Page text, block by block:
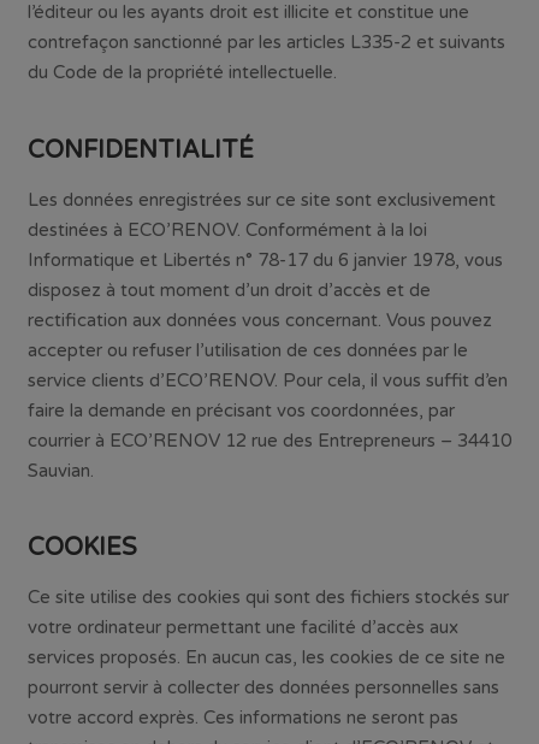
l’éditeur ou les ayants droit est illicite et constitue une
contrefaçon sanctionné par les articles L335-2 et suivants
du Code de la propriété intellectuelle.
CONFIDENTIALITÉ
Les données enregistrées sur ce site sont exclusivement
destinées à ECO’RENOV. Conformément à la loi
Informatique et Libertés n° 78-17 du 6 janvier 1978, vous
disposez à tout moment d’un droit d’accès et de
rectification aux données vous concernant. Vous pouvez
accepter ou refuser l’utilisation de ces données par le
service clients d’ECO’RENOV. Pour cela, il vous suffit d’en
faire la demande en précisant vos coordonnées, par
courrier à ECO’RENOV 12 rue des Entrepreneurs – 34410
Sauvian.
COOKIES
Ce site utilise des cookies qui sont des fichiers stockés sur
votre ordinateur permettant une facilité d’accès aux
services proposés. En aucun cas, les cookies de ce site ne
pourront servir à collecter des données personnelles sans
votre accord exprès. Ces informations ne seront pas